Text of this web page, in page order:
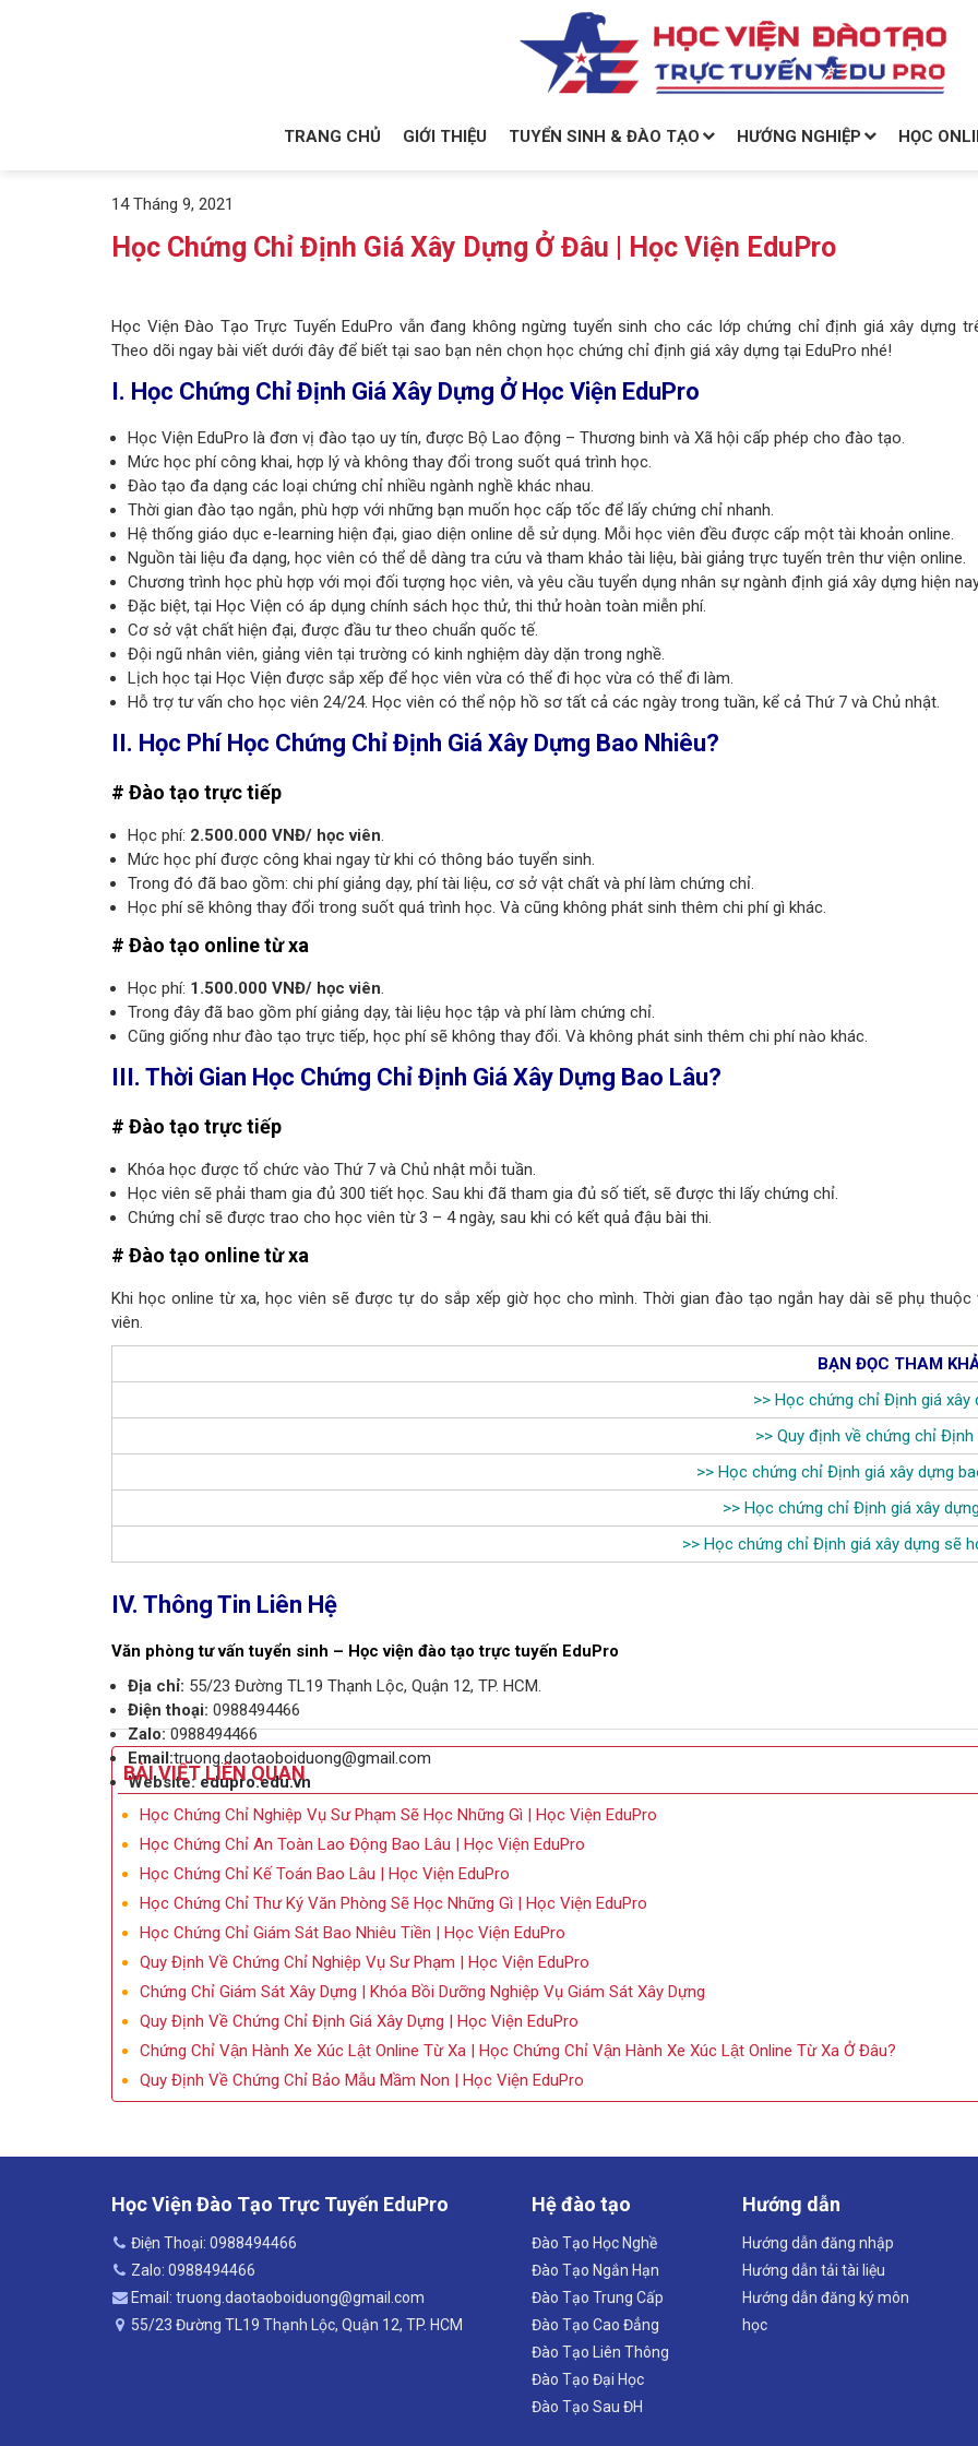
TRANG CHỦ GIỚI THIỆU TUYỂN SINH & ĐÀO TẠO HƯỚNG NGHIỆP HỌC
14 Tháng 9, 2021
Học Chứng Chỉ Định Giá Xây Dựng Ở Đâu | Học Viện EduPro
Học Viện Đào Tạo Trực Tuyến EduPro vẫn đang không ngừng tuyển sinh cho các lớp chứng chỉ định giá xây dựng
Theo dõi ngay bài viết dưới đây để biết tại sao bạn nên chọn học chứng chỉ định giá xây dựng tại EduPro nhé!
I. Học Chứng Chỉ Định Giá Xây Dựng Ở Học Viện EduPro
Học Viện EduPro là đơn vị đào tạo uy tín, được Bộ Lao động – Thương binh và Xã hội cấp phép cho đào tạo.
Mức học phí công khai, hợp lý và không thay đổi trong suốt quá trình học.
Đào tạo đa dạng các loại chứng chỉ nhiều ngành nghề khác nhau.
Thời gian đào tạo ngắn, phù hợp với những bạn muốn học cấp tốc để lấy chứng chỉ nhanh.
Hệ thống giáo dục e-learning hiện đại, giao diện online dễ sử dụng. Mỗi học viên đều được cấp một tài khoản online.
Nguồn tài liệu đa dạng, học viên có thể dễ dàng tra cứu và tham khảo tài liệu, bài giảng trực tuyến trên thư viện online.
Chương trình học phù hợp với mọi đối tượng học viên, và yêu cầu tuyển dụng nhân sự ngành định giá xây dựng hiện
Đặc biệt, tại Học Viện có áp dụng chính sách học thử, thi thử hoàn toàn miễn phí.
Cơ sở vật chất hiện đại, được đầu tư theo chuẩn quốc tế.
Đội ngũ nhân viên, giảng viên tại trường có kinh nghiệm dày dặn trong nghề.
Lịch học tại Học Viện được sắp xếp để học viên vừa có thể đi học vừa có thể đi làm.
Hỗ trợ tư vấn cho học viên 24/24. Học viên có thể nộp hồ sơ tất cả các ngày trong tuần, kể cả Thứ 7 và Chủ nhật.
II. Học Phí Học Chứng Chỉ Định Giá Xây Dựng Bao Nhiêu?
# Đào tạo trực tiếp
Học phí: 2.500.000 VNĐ/ học viên
Mức học phí được công khai ngay từ khi có thông báo tuyển sinh.
Trong đó đã bao gồm: chi phí giảng dạy, phí tài liệu, cơ sở vật chất và phí làm chứng chỉ.
Học phí sẽ không thay đổi trong suốt quá trình học. Và cũng không phát sinh thêm chi phí gì khác.
# Đào tạo online từ xa
Học phí: 1.500.000 VNĐ/ học viên
Trong đây đã bao gồm phí giảng dạy, tài liệu học tập và phí làm chứng chỉ.
Cũng giống như đào tạo trực tiếp, học phí sẽ không thay đổi. Và không phát sinh thêm chi phí nào khác.
III. Thời Gian Học Chứng Chỉ Định Giá Xây Dựng Bao Lâu?
# Đào tạo trực tiếp
Khóa học được tổ chức vào Thứ 7 và Chủ nhật mỗi tuần.
Học viên sẽ phải tham gia đủ 300 tiết học. Sau khi đã tham gia đủ số tiết, sẽ được thi lấy chứng chỉ.
Chứng chỉ sẽ được trao cho học viên từ 3 – 4 ngày, sau khi có kết quả đậu bài thi.
# Đào tạo online từ xa
Khi học online từ xa, học viên sẽ được tự do sắp xếp giờ học cho mình. Thời gian đào tạo ngắn hay dài sẽ phụ
viên.
BẠN ĐỌC THAM
>> Học chứng chỉ Định giá xây
>> Quy định về chứng chỉ Định
>> Học chứng chỉ Định giá xây dựng
>> Học chứng chỉ Định giá xây
>> Học chứng chỉ Định giá xây dựng sẽ
IV. Thông Tin Liên Hệ
Văn phòng tư vấn tuyển sinh – Học viện đào tạo trực tuyến EduPro
Địa chỉ: 55/23 Đường TL19 Thạnh Lộc, Quận 12, TP. HCM.
Điện thoại: 0988494466
Zalo:0988494466
Email:truong.daotaoboiduong@gmail.com
Website: edupro.edu.vn
BÀI VIẾT LIÊN QUAN
Học Chứng Chỉ Nghiệp Vụ Sư Phạm Sẽ Học Những Gì | Học Viện EduPro
Học Chứng Chỉ An Toàn Lao Động Bao Lâu | Học Viện EduPro
Học Chứng Chỉ Kế Toán Bao Lâu | Học Viện EduPro
Học Chứng Chỉ Thư Ký Văn Phòng Sẽ Học Những Gì | Học Viện EduPro
Học Chứng Chỉ Giám Sát Bao Nhiêu Tiền | Học Viện EduPro
Quy Định Về Chứng Chỉ Nghiệp Vụ Sư Phạm | Học Viện EduPro
Chứng Chỉ Giám Sát Xây Dựng | Khóa Bồi Dưỡng Nghiệp Vụ Giám Sát Xây Dựng
Quy Định Về Chứng Chỉ Định Giá Xây Dựng | Học Viện EduPro
Chứng Chỉ Vận Hành Xe Xúc Lật Online Từ Xa | Học Chứng Chỉ Vận Hành Xe Xúc Lật Online Từ Xa Ở Đâu?
Quy Định Về Chứng Chỉ Bảo Mẫu Mầm Non | Học Viện EduPro
Học Viện Đào Tạo Trực Tuyến EduPro
Điện Thoại: 0988494466
Zalo: 0988494466
Email: truong.daotaoboiduong@gmail.com
55/23 Đường TL19 Thạnh Lộc, Quận 12, TP. HCM
Hệ đào tạo
Đào Tạo Học Nghề
Đào Tạo Ngắn Hạn
Đào Tạo Trung Cấp
Đào Tạo Cao Đẳng
Đào Tạo Liên Thông
Đào Tạo Đại Học
Đào Tạo Sau ĐH
Hướng dẫn
Hướng dẫn đăng nhập
Hướng dẫn tải tài liệu
Hướng dẫn đăng ký môn
học